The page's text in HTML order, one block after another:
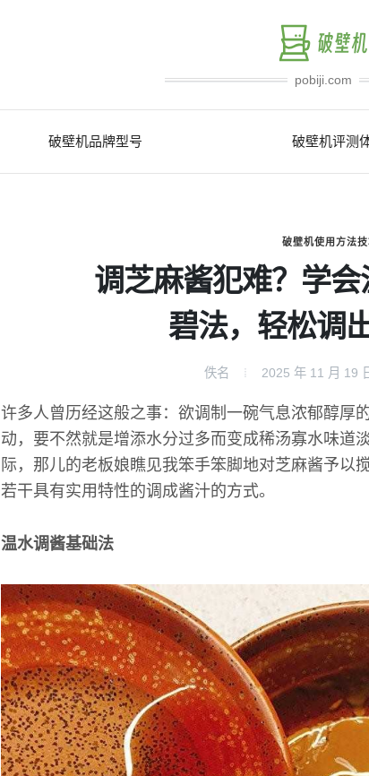
pobiji.com
破壁机品牌型号 破壁机评测
破壁机使用方法技
调芝麻酱犯难？学
碧法，轻松调
佚名 2025 年 11 月 19
许多人曾历经这般之事：欲调制一碗气息浓郁醇厚
动，要不然就是增添水分过多而变成稀汤寡水味道
际，那儿的老板娘瞧见我笨手笨脚地对芝麻酱予以
若干具有实用特性的调成酱汁的方式。
温水调酱基础法